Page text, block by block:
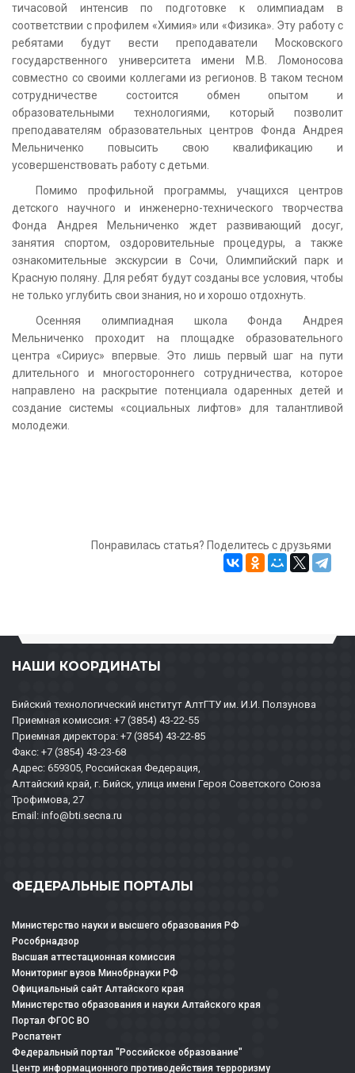
тичасовой интенсив по подготовке к олимпиадам в
соответствии с профилем «Химия» или «Физика». Эту работу с
ребятами будут вести преподаватели Московского
государственного университета имени М.В. Ломоносова
совместно со своими коллегами из регионов. В таком тесном
сотрудничестве состоится обмен опытом и
образовательными технологиями, который позволит
преподавателям образовательных центров Фонда Андрея
Мельниченко повысить свою квалификацию и
усовершенствовать работу с детьми.
Помимо профильной программы, учащихся центров
детского научного и инженерно-технического творчества
Фонда Андрея Мельниченко ждет развивающий досуг,
занятия спортом, оздоровительные процедуры, а также
ознакомительные экскурсии в Сочи, Олимпийский парк и
Красную поляну. Для ребят будут созданы все условия, чтобы
не только углубить свои знания, но и хорошо отдохнуть.
Осенняя олимпиадная школа Фонда Андрея
Мельниченко проходит на площадке образовательного
центра «Сириус» впервые. Это лишь первый шаг на пути
длительного и многостороннего сотрудничества, которое
направлено на раскрытие потенциала одаренных детей и
создание системы «социальных лифтов» для талантливой
молодежи.
Понравилась статья? Поделитесь с друзьями
НАШИ КООРДИНАТЫ
Бийский технологический институт АлтГТУ им. И.И. Ползунова
Приемная комиссия: +7 (3854) 43-22-55
Приемная директора: +7 (3854) 43-22-85
Факс: +7 (3854) 43-23-68
Адрес: 659305, Российская Федерация,
Алтайский край, г. Бийск, улица имени Героя Советского Союза
Трофимова, 27
Email: info@bti.secna.ru
ФЕДЕРАЛЬНЫЕ ПОРТАЛЫ
Министерство науки и высшего образования РФ
Рособрнадзор
Высшая аттестационная комиссия
Мониторинг вузов Минобрнауки РФ
Официальный сайт Алтайского края
Министерство образования и науки Алтайского края
Портал ФГОС ВО
Роспатент
Федеральный портал "Российское образование"
Центр информационного противодействия терроризму